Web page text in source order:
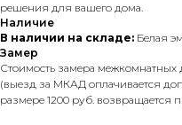
решения для вашего дома.
Наличие
В наличии на складе: Белая
Замер
Стоимость замера
(выезд за МКАД оплачивается
размере 1200 руб. возвращается